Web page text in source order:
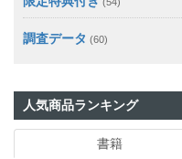
調査データ (60)
人気商品ランキング
書籍